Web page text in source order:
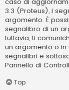
caso di
3.3 (Proteus), i
argomento. È
segnalibro di un
tuttavia, ti
un argomento o in
segnalibri e
Pannello di
Top